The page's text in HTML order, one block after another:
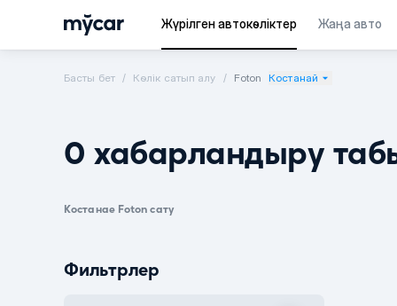
Жүрілген автокөліктер Жаңа авто
Басты бет Көлік сатып алу Foton Костанай
0 хабарландыру
Костанае Foton сату
Фильтрлер